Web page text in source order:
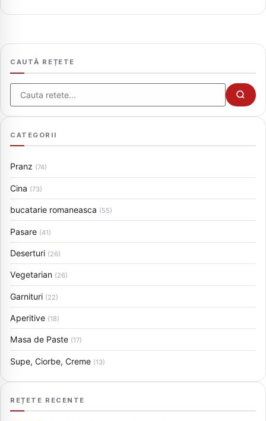
CAUTĂ REȚETE
Cauta
CATEGORII
Pranz (74)
Cina (73)
bucatarie romaneasca (55)
Pasare (41)
Deserturi (26)
Vegetarian (26)
Garnituri (22)
Aperitive (18)
Masa de Paste (17)
Supe, Ciorbe, Creme (13)
REȚETE RECENTE